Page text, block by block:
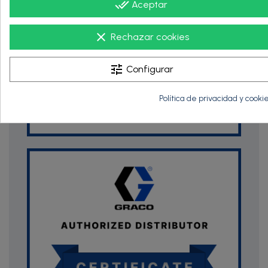
done_all Aceptar
clear Rechazar cookies
tune Configurar
Política de privacidad y